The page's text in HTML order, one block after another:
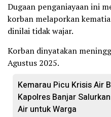
Dugaan penganiayaan ini
korban melaporkan
dinilai tidak wajar.
Korban dinyatakan
Agustus 2025.
Kemarau Picu Krisis Air
Kapolres Banjar
Air untuk Warga